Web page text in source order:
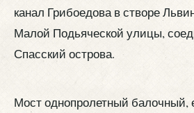
канал Грибоедова в створе
Малой Подьяческой улицы,
Спасский острова.
Мост однопролетный балочный,